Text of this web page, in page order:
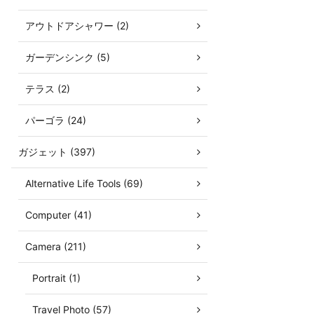
アウトドアシャワー (2)
ガーデンシンク (5)
テラス (2)
パーゴラ (24)
ガジェット (397)
Alternative Life Tools (69)
Computer (41)
Camera (211)
Portrait (1)
Travel Photo (57)